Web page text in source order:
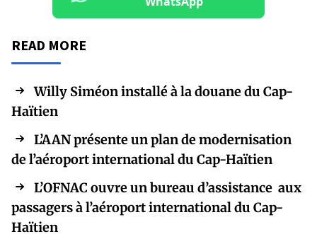
READ MORE
Willy Siméon installé à la douane du Cap-
Haïtien
L’AAN présente un plan de modernisation
de l’aéroport international du Cap-Haïtien
L’OFNAC ouvre un bureau d’assistance aux
passagers à l’aéroport international du Cap-
Haïtien